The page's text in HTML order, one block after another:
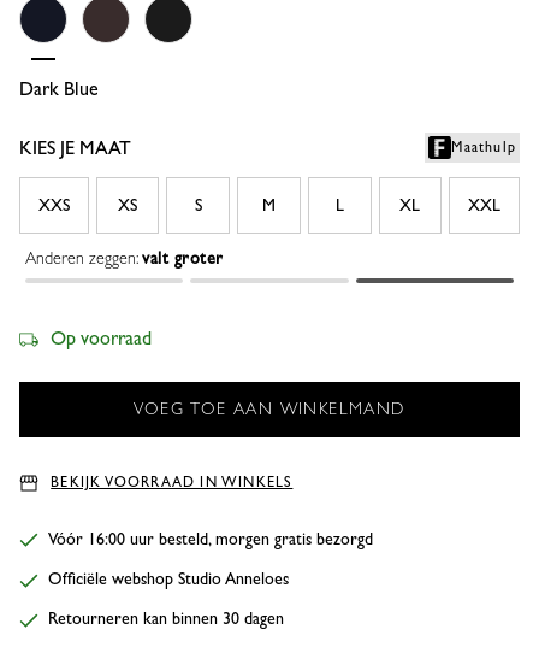
Dark BlueEspresso
KIES JE MAAT Maathulp
XXS XS S M L XL XXL
Anderen zeggen:valt groter
Op voorraad
BEKIJK VOORRAAD IN WINKELS
Vóór 16:00 uur besteld, morgen gratis bezorgd
Officiële webshop Studio Anneloes
Retourneren kan binnen 30 dagen